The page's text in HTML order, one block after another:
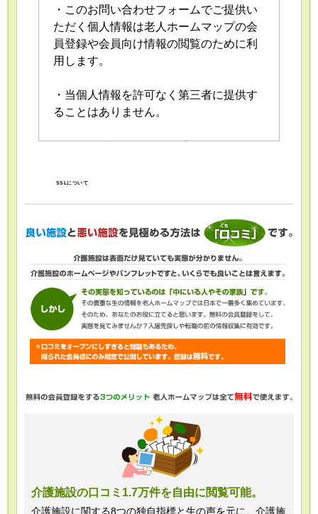
・このお問い合わせフォームでご提供い
ただく個人情報は老人ホームマップの会
員登録や会員向け情報の閲覧のために利
用します。
・当個人情報を許可なく第三者に提供す
ることはありません。
おける個人情報の安全管理が図られるよ
・当個人情報の利用目的の通知、開示、
内容の訂正・追加または削除、利用の停
止・消去および第三者への提供の停止
（「開示等」といいます。）を受け付け
ております。開示等の求めは、以下の
「個人情報苦情及び相談窓口」で受け付
けます。
最適なご回答ができない場合がありま
・当ホームページではご利用状況の統計
調査のためクッキー等を用いております
が、これによる個人情報の取得、利用は
行っておりません。
SSLについて
介護施設の口コミ1.7万件を自由に閲覧可能。
介護施設に関する8つの独自指標と生の声を元に、介護施